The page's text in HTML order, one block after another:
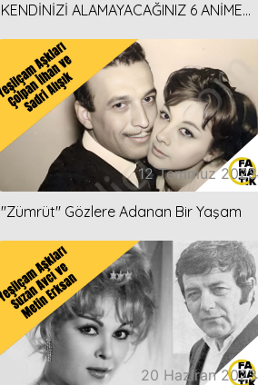
KENDİNİZİ ALAMAYACAĞINIZ 6 ANİME
12 Temmuz 2023
''Zümrüt'' Gözlere Adanan Bir Yaşam
20 Haziran 2023